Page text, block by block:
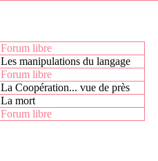
Forum libre
Les manipulations du langage
Forum libre
La Coopération... vue de près
La mort
Forum libre